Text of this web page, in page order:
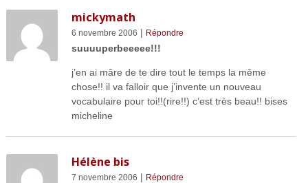
mickymath
6 novembre 2006 | Répondre
suuuuperbeeeee!!!
j’en ai mâre de te dire tout le temps la même
chose!! il va falloir que j’invente un nouveau
vocabulaire pour toi!!(rire!!) c’est très beau!! bises
micheline
Hélène bis
7 novembre 2006 | Répondre